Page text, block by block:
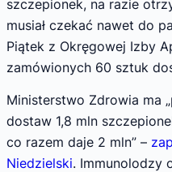
szczepionek, na razie
musiał czekać nawet do
Piątek z Okręgowej Izby
zamówionych 60 sztuk
Ministerstwo Zdrowia ma
dostaw 1,8 mln
co razem daje 2 mln” –
Niedzielski. Immunolodzy